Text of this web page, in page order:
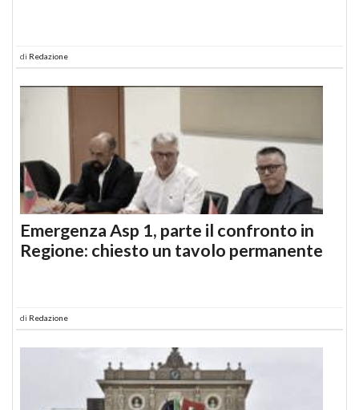
di Redazione
Emergenza Asp 1, parte il confronto in
Regione: chiesto un tavolo permanente
di Redazione